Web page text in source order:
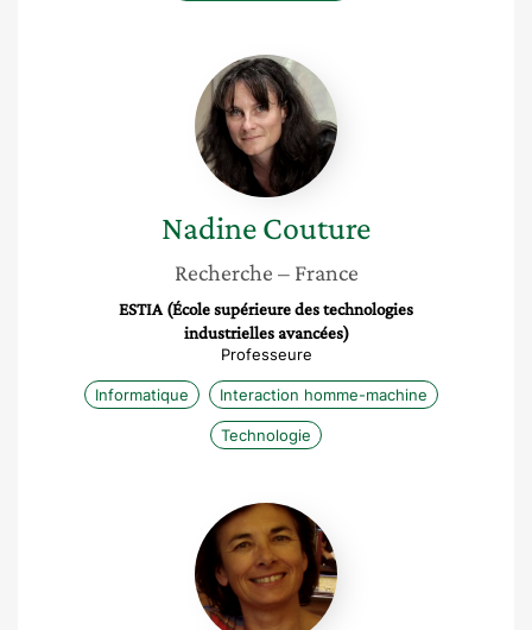
Nadine
Couture
NadineCouture
Recherche – France
ESTIA (École supérieure des technologies
industrielles avancées)
Professeure
Informatique Interaction homme-machine
Technologie
Christine
Develotte